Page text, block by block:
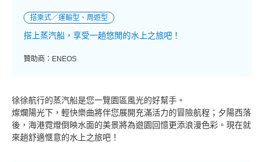
搭乘式／運輸型、周遊型
搭上蒸汽船，享受一趟悠閒的水上之旅吧！
贊助商：ENEOS
徐徐航行的蒸汽船是您一覽園區風光的好幫手。
燦爛陽光下，輕快樂曲將伴您展開充滿活力的冒險航程；夕陽西落
後，海港霓燈倒映水面的美景將為遊園回憶更添浪漫色彩。現在就
來趟舒適愜意的水上之旅吧！